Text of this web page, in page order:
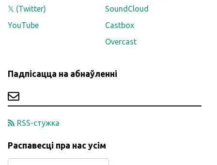
𝕏 (Twitter)
YouTube
SoundCloud
Castbox
Overcast
Падпісацца на абнаўленні
RSS-стужка
Распавесці пра нас усім